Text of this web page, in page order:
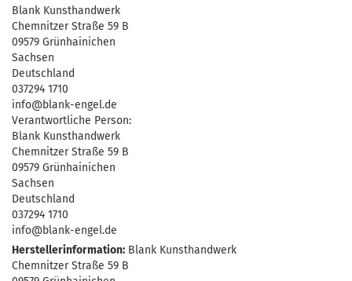
Blank Kunsthandwerk
Chemnitzer Straße 59 B
09579 Grünhainichen
Sachsen
Deutschland
037294 1710
info@blank-engel.de
Verantwortliche Person:
Blank Kunsthandwerk
Chemnitzer Straße 59 B
09579 Grünhainichen
Sachsen
Deutschland
037294 1710
info@blank-engel.de
Herstellerinformation: Blank Kunsthandwerk
Chemnitzer Straße 59 B